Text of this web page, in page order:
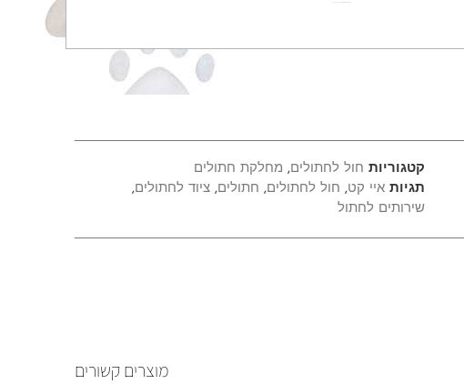
קטגוריות חול לחתולים, מחלקת חתולים
תגיות איי קט, חול לחתולים, חתולים, ציוד לחתולים,
שירותים לחתול
מוצרים קשורים